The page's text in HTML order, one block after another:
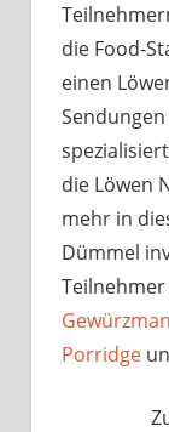
die Food-
einen
die Löwen
mehr in
Dümmel
Porridge